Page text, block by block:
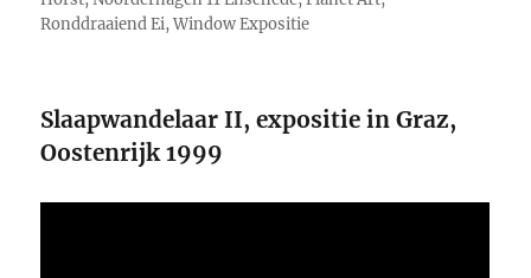
Ronddraaiend Ei,Window Expositie
Slaapwandelaar II, expositie in Graz,
Oostenrijk 1999